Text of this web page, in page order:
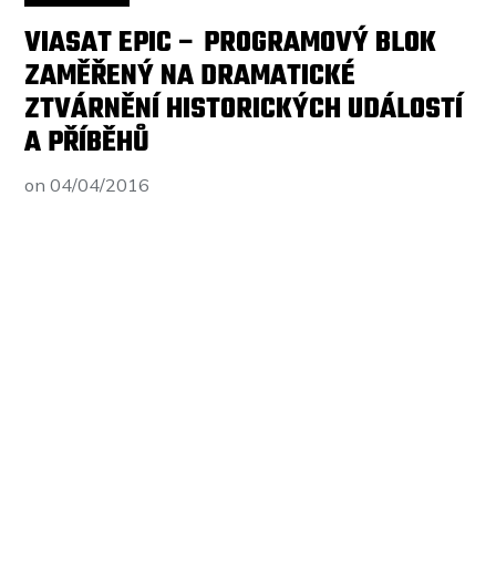
VIASAT EPIC – PROGRAMOVÝ BLOK
ZAMĚŘENÝ NA DRAMATICKÉ
ZTVÁRNĚNÍ HISTORICKÝCH UDÁLOSTÍ
A PŘÍBĚHŮ
on04/04/2016